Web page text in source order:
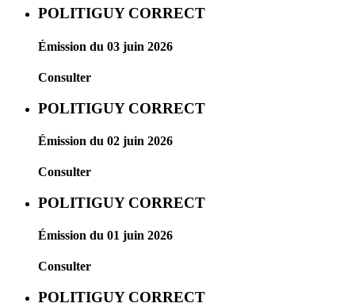
POLITIGUY CORRECT
Émission du 03 juin 2026
Consulter
POLITIGUY CORRECT
Émission du 02 juin 2026
Consulter
POLITIGUY CORRECT
Émission du 01 juin 2026
Consulter
POLITIGUY CORRECT